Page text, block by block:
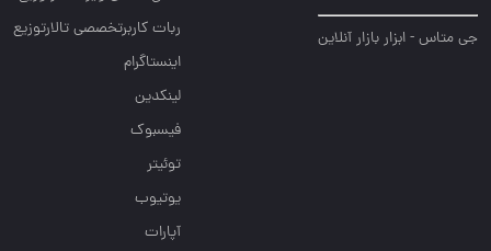
جی متاس - ابزار بازار آنلاین
ربات کاربرتخصصی تالارتوزیع
اینستاگرام
لینکدین
فیسبوک
توئیتر
یوتیوب
آپارات